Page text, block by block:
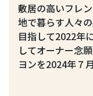
敷居の高いフレ
地で暮らす人々
目指して2022年
してオーナー念
ヨンを2024年７